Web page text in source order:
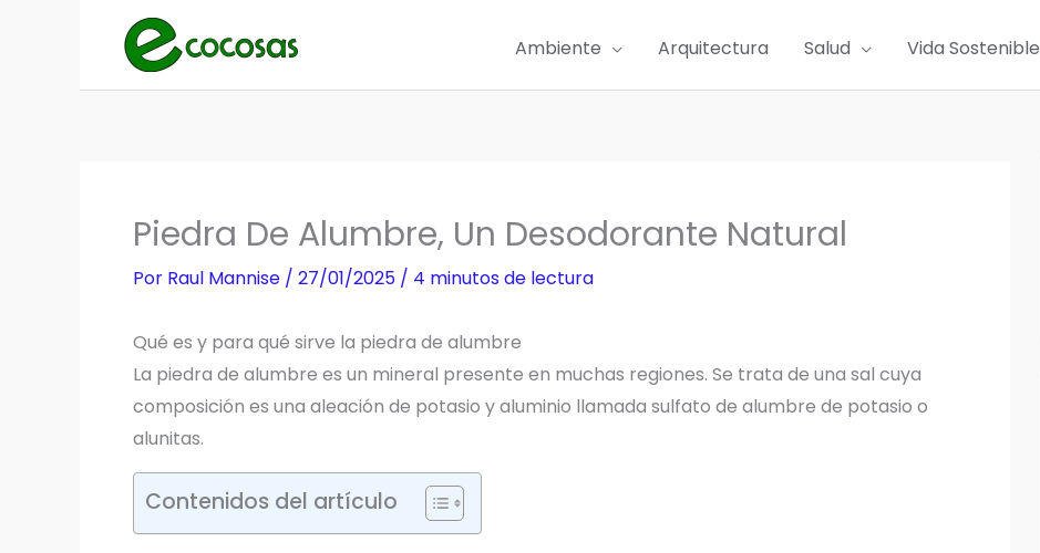
Ambiente Arquitectura Salud Vida Sostenible
Piedra De Alumbre, Un Desodorante Natural
Por Raul Mannise / 27/01/2025 / 4 minutos de lectura
Qué es y para qué sirve la piedra de alumbre
La piedra de alumbre es un mineral presente en muchas regiones. Se trata de una sal cuya
composición es una aleación de potasio y aluminio llamada sulfato de alumbre de potasio o
alunitas.
Contenidos del artículo